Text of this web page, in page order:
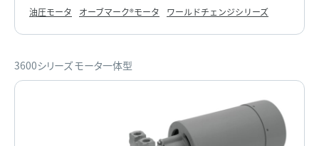
油圧モータ オーブマーク®モータ ワールドチェンジシリーズ
3600シリーズ モータ一体型